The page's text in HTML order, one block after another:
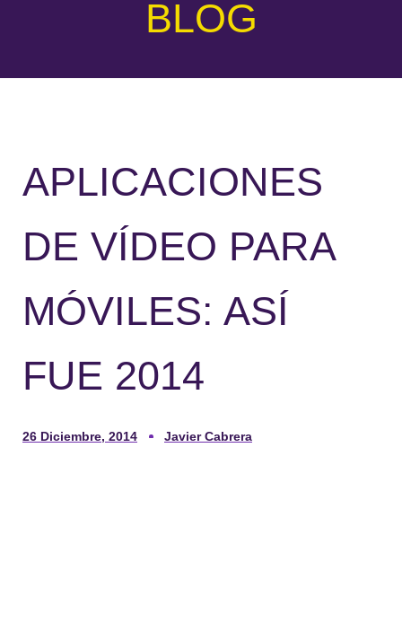
BLOG
APLICACIONES
DE VÍDEO PARA
MÓVILES: ASÍ
FUE 2014
26 Diciembre, 2014 Javier Cabrera